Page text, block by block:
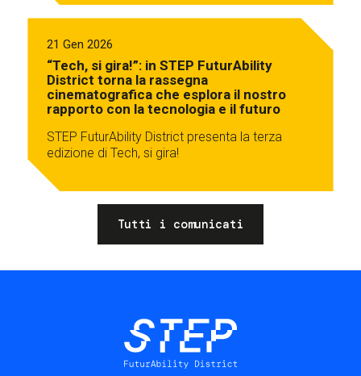
21 Gen 2026
“Tech, si gira!”: in STEP FuturAbility
District torna la rassegna
cinematografica che esplora il nostro
rapporto con la tecnologia e il futuro
STEP FuturAbility District presenta la terza
edizione di Tech, si gira!
Tutti i comunicati